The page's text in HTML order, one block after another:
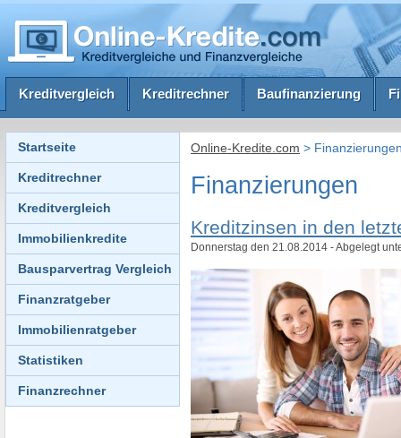
Kreditvergleich Kreditrechner Baufinanzierung
Online-Kredite.com >
Finanzierungen
Kreditzinsen in den
Donnerstag den 21.08.2014 - Abgelegt
Startseite
Kreditrechner
Kreditvergleich
Immobilienkredite
Bausparvertrag Vergleich
Finanzratgeber
Immobilienratgeber
Statistiken
Finanzrechner